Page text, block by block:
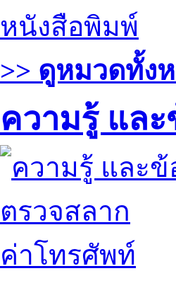
หนังสือพิมพ์
>> ดูหมวดทั้ง
ความรู้ แล
ตรวจสลาก
ค่าโทรศัพท์